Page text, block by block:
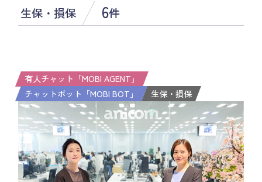
生保・損保 6件
有人チャット「MOBI AGENT」
チャットボット「MOBI BOT」
生保・損保